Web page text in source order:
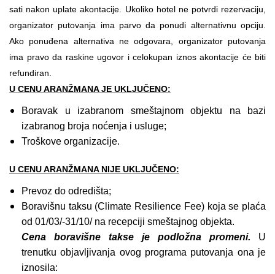
sati nakon uplate akontacije. Ukoliko hotel ne potvrdi rezervaciju,
organizator putovanja ima parvo da ponudi alternativnu opciju.
Ako ponuđena alternativa ne odgovara, organizator putovanja
ima pravo da raskine ugovor i celokupan iznos akontacije će biti
refundiran.
U CENU ARANŽMANA JE UKLJUČENO:
Boravak u izabranom smeštajnom objektu na bazi
izabranog broja noćenja i usluge;
Troškove organizacije.
U CENU ARANŽMANA NIJE UKLJUČENO:
Prevoz do odredišta;
Boravišnu taksu (Climate Resilience Fee) koja se plaća
od 01/03/-31/10/ na recepciji smeštajnog objekta.
Cena boravišne takse je podložna promeni. U
trenutku objavljivanja ovog programa putovanja ona je
iznosila: